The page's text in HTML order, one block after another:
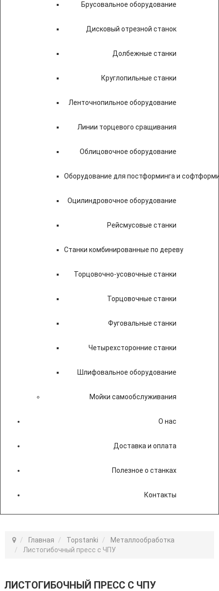
Брусовальное оборудование
Дисковый отрезной станок
Долбежные станки
Круглопильные станки
Ленточнопильное оборудование
Линии торцевого сращивания
Облицовочное оборудование
Оборудование для постформинга и
Оцилиндровочное оборудование
Рейсмусовые станки
Станки комбинированные по дереву
Торцовочно-усовочные станки
Торцовочные станки
Фуговальные станки
Четырехсторонние станки
Шлифовальное оборудование
Мойки самообслуживания
О нас
Доставка и оплата
Полезное о станках
Контакты
Главная Topstanki
Металлообработка
Листогибочный пресс с ЧПУ
ЛИСТОГИБОЧНЫЙ ПРЕСС С ЧПУ